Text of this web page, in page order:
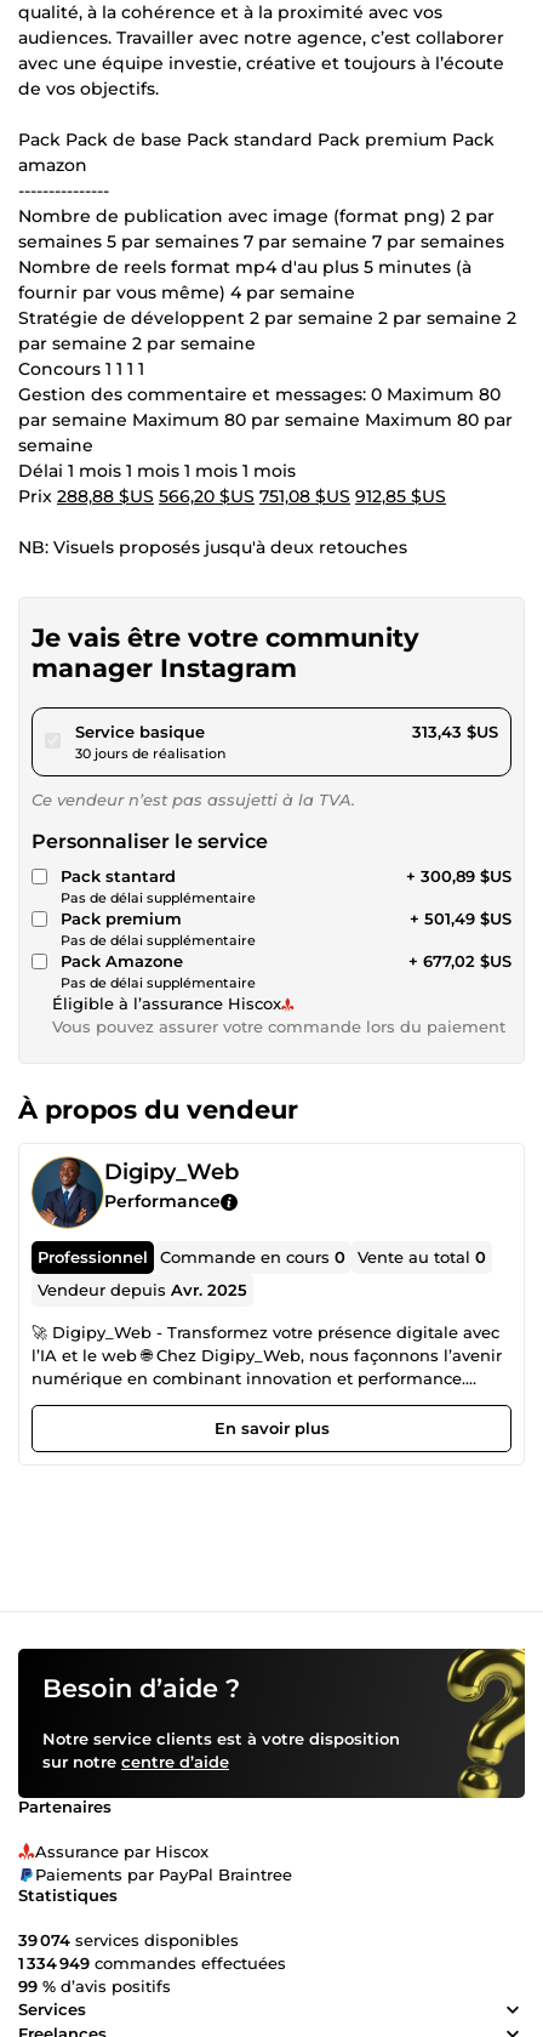
qualité, à la cohérence et à la proximité avec vos
audiences. Travailler avec notre agence, c’est collaborer
avec une équipe investie, créative et toujours à l’écoute
de vos objectifs.
Pack Pack de base Pack standard Pack premium Pack
amazon
---------------
Nombre de publication avec image (format png) 2 par
semaines 5 par semaines 7 par semaine 7 par semaines
Nombre de reels format mp4 d'au plus 5 minutes (à
fournir par vous même) 4 par semaine
Stratégie de développent 2 par semaine 2 par semaine 2
par semaine 2 par semaine
Concours 1 1 1 1
Gestion des commentaire et messages: 0 Maximum 80
par semaine Maximum 80 par semaine Maximum 80 par
semaine
Délai 1 mois 1 mois 1 mois 1 mois
Prix 288,88 $US 566,20 $US 751,08 $US 912,85 $US
NB: Visuels proposés jusqu'à deux retouches
Je vais être votre community
manager Instagram
Service basiquepour 288,88 $US
30 jours de réalisation
313,43 $US
Ce vendeur n’est pas assujetti à la TVA.
Personnaliser le service
Pack stantard
Pas de délai supplémentaire
+ 300,89 $US
Pack premium
Pas de délai supplémentaire
+ 501,49 $US
Pack Amazone
Pas de délai supplémentaire
+ 677,02 $US
Éligible à l’assurance Hiscox
Vous pouvez assurer votre commande lors du paiement
À propos du vendeur
Digipy_Web
Performance
Professionnel Commande en cours0 Vente au total0
Vendeur depuisAvr. 2025
🚀 Digipy_Web - Transformez votre présence digitale avec
l’IA et le web 🌐 Chez Digipy_Web, nous façonnons l’avenir
numérique en combinant innovation et performance.
Spécialisés dans la création de chatbots intelligents et le
développement de sites internet sur mesure, nous aidons
les entreprises à automatiser leur communication et à
agence de référence Avec Digipy_Web, boostez votre
activité grâce à des outils digitaux innovants et
performants.
En savoir plus
Besoin d’aide ?
Notre service clients est à votre disposition
sur notre centre d’aide
Partenaires
Assurance par Hiscox
Paiements par PayPal Braintree
Statistiques
39 074 services disponibles
1 334 949 commandes effectuées
99 % d’avis positifs
Services